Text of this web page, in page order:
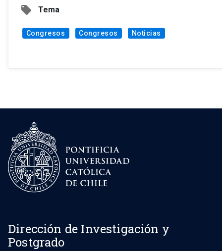
local_offer Tema
Congresos Congresos Noticias
Dirección de Investigación y
Postgrado